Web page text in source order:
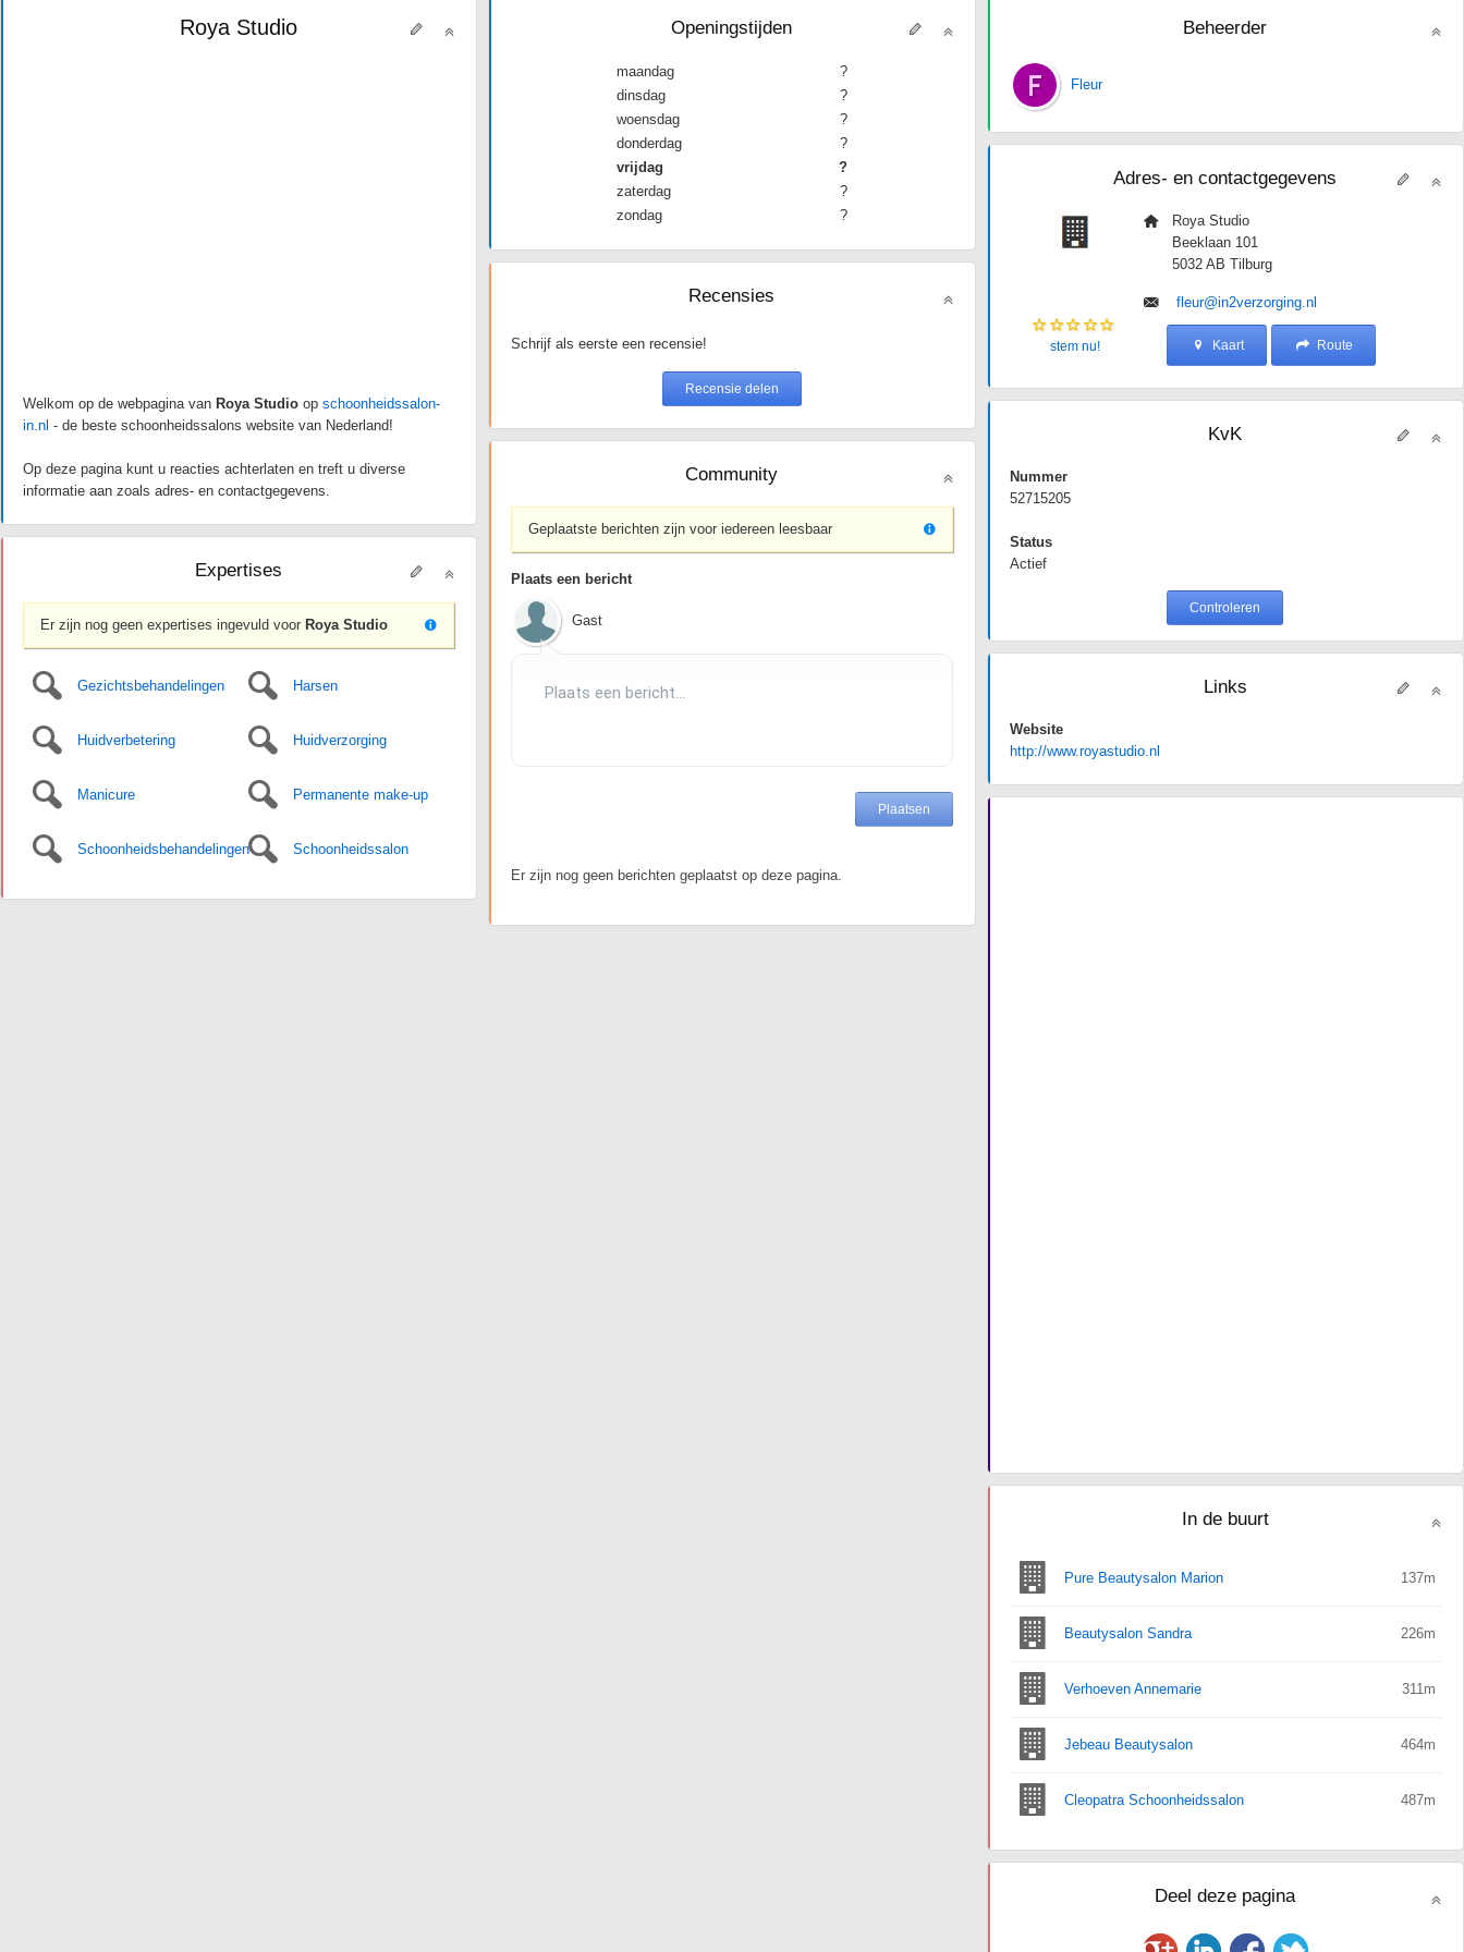
Roya Studio
Welkom op de webpagina van Roya Studio op schoonheidssalon-
in.nl - de beste schoonheidssalons website van Nederland!
Op deze pagina kunt u reacties achterlaten en treft u diverse
informatie aan zoals adres- en contactgegevens.
Expertises
Er zijn nog geen expertises ingevuld voor Roya Studio
Gezichtsbehandelingen Harsen
Huidverbetering Huidverzorging
Manicure Permanente make-up
Schoonheidsbehandelingen Schoonheidssalon
Openingstijden
maandag
?
dinsdag
?
woensdag
?
donderdag
?
vrijdag
?
zaterdag
?
zondag
?
Recensies
Schrijf als eerste een recensie!
Community
Geplaatste berichten zijn voor iedereen leesbaar
Plaats een bericht
Gast
Er zijn nog geen berichten geplaatst op deze pagina.
Beheerder
Fleur
Adres- en contactgegevens
Roya Studio
Beeklaan 101
5032 AB Tilburg
fleur@in2verzorging.nl
stem nu! Kaart Route
KvK
Nummer
52715205
Status
Actief
Controleren
Links
Website
http://www.royastudio.nl
In de buurt
Pure Beautysalon Marion 137m
Beautysalon Sandra 226m
Verhoeven Annemarie 311m
Jebeau Beautysalon 464m
Cleopatra Schoonheidssalon 487m
Deel deze pagina